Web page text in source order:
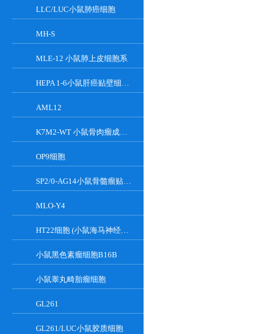
LLC/LUC小鼠肺癌细胞
MH-S
MLE-12 小鼠肺上皮细胞系
HEPA 1-6小鼠肝癌贴壁细胞系
AML12
K7M2-WT 小鼠骨肉瘤成骨细胞系
OP9细胞
SP2/0-AG14小鼠骨髓瘤贴壁细胞系
MLO-Y4
HT22细胞 (小鼠海马神经元细胞) (STR鉴定正确)
小鼠黑色素瘤细胞B16B
小鼠睾丸畸胎瘤细胞
GL261
GL261/LUC小鼠胶质细胞